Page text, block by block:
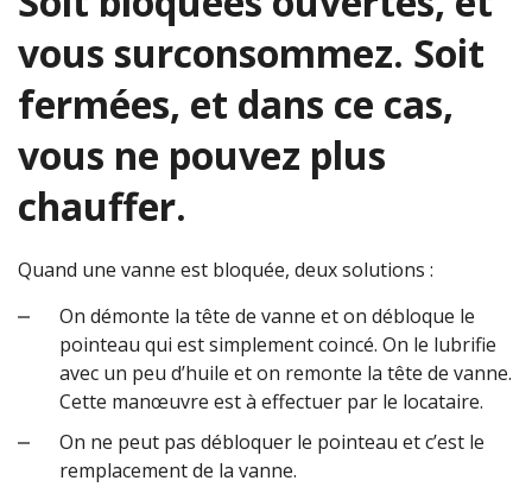
vous surconsommez. Soit
fermées, et dans ce cas,
vous ne pouvez plus
chauffer.
Quand une vanne est bloquée, deux solutions :
On démonte la tête de vanne et on débloque le
pointeau qui est simplement coincé. On le lubrifie
avec un peu d’huile et on remonte la tête de vanne.
Cette manœuvre est à effectuer par le locataire.
On ne peut pas débloquer le pointeau et c’est le
remplacement de la vanne.